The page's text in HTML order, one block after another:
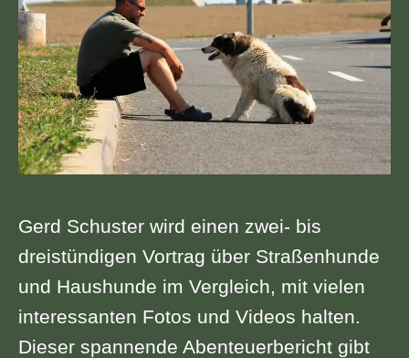
Gerd Schuster wird einen zwei- bis
dreistündigen Vortrag über Straßenhunde
und Haushunde im Vergleich, mit vielen
interessanten Fotos und Videos halten.
Dieser spannende Abenteuerbericht gibt